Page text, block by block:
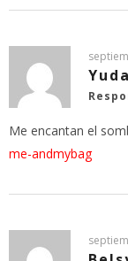
Me encantan el
me-andmybag